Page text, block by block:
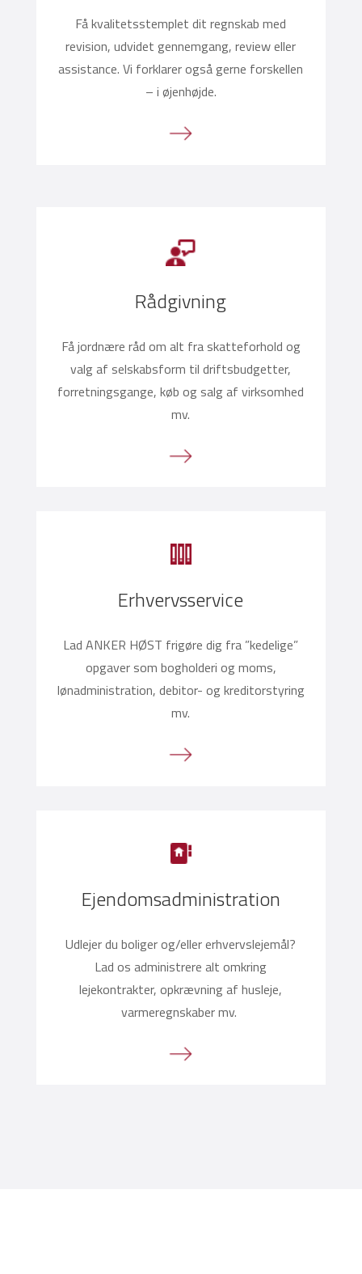
Få kvalitetsstemplet dit regnskab med
revision, udvidet gennemgang, review eller
assistance. Vi forklarer også gerne forskellen
– i øjenhøjde.
Rådgivning
Få jordnære råd om alt fra skatteforhold og
valg af selskabsform til driftsbudgetter,
forretningsgange, køb og salg af virksomhed
mv.
Erhvervsservice
Lad ANKER HØST frigøre dig fra ”kedelige”
opgaver som bogholderi og moms,
lønadministration, debitor- og kreditorstyring
mv.
Ejendomsadministration
Udlejer du boliger og/eller erhvervslejemål?
Lad os administrere alt omkring
lejekontrakter, opkrævning af husleje,
varmeregnskaber mv.